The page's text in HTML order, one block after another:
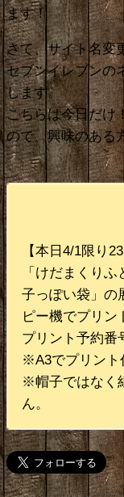
ます！
さて、サイト名変
セブンイレブンの
します。
こちらは今日だけ
ので、興味のある
【本日4/1限り
「けだまくり
子っぽい袋」の
ピー機でプリン
プリント予約番
※A3でプリント
※帽子ではなく
ん。